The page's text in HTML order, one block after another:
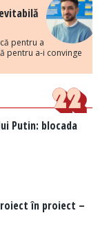
pentru a
pentru a-i convinge
Putin: blocada
în proiect –